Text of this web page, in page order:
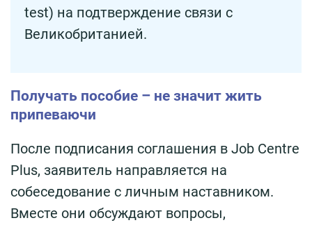
test) на подтверждение связи с
Великобританией.
Получать пособие – не значит жить
припеваючи
После подписания соглашения в Job Centre
Plus, заявитель направляется на
собеседование с личным наставником.
Вместе они обсуждают вопросы,